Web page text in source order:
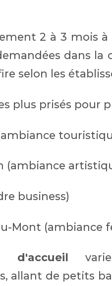
2 à 3 mois
dans la
selon les
plus prisés pour
(ambiance
business)
Mont (ambiance
d'accueil
allant de petits